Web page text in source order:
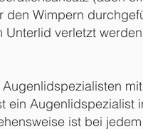
Wimpern
verletzt
ein Augenlidspezialist
ist bei